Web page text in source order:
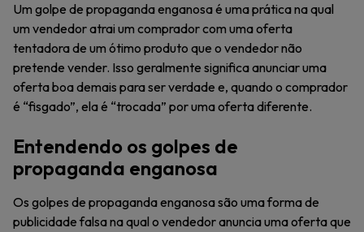
Um golpe de propaganda enganosa é uma prática na qual
um vendedor atrai um comprador com uma oferta
tentadora de um ótimo produto que o vendedor não
pretende vender. Isso geralmente significa anunciar uma
oferta boa demais para ser verdade e, quando o comprador
é “fisgado”, ela é “trocada” por uma oferta diferente.
Entendendo os golpes de
propaganda enganosa
Os golpes de propaganda enganosa são uma forma de
publicidade falsa na qual o vendedor anuncia uma oferta que